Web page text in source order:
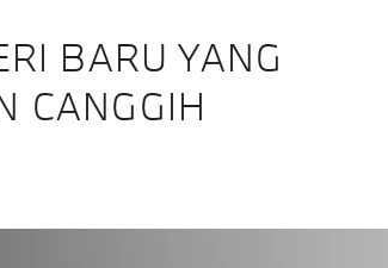
BARU YANG
CANGGIH